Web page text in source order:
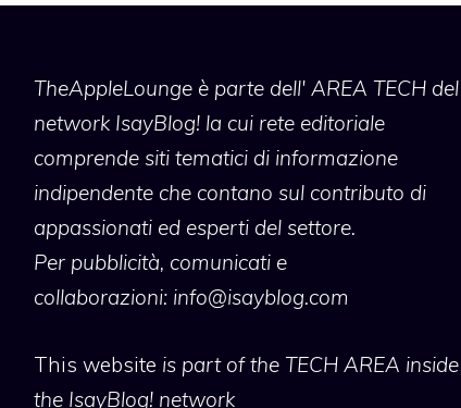
TheAppleLoungeè parte dell' AREA TECH del
network IsayBlog! la cui rete editoriale
comprende siti tematici di informazione
indipendente che contano sul contributo di
appassionati ed esperti del settore.
Per pubblicità, comunicati e
collaborazioni: info@isayblog.com
This website is part of the TECH AREA inside
the IsayBlog! network